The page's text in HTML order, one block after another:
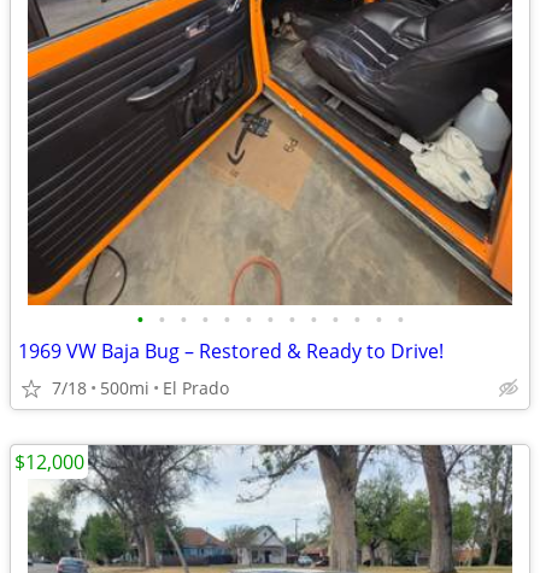
• • • • • • • • • • • • •
1969 VW Baja Bug – Restored & Ready to Drive!
7/18 500mi El Prado
$12,000